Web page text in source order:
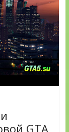
GTA